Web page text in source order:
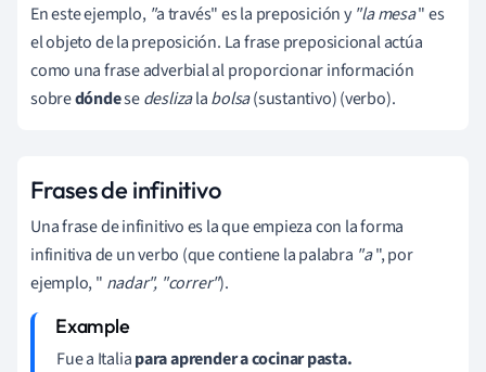
En este ejemplo,"a través" es la preposición y "la mesa" es
el objeto de la preposición. La frase preposicional actúa
como una frase adverbial al proporcionar información
sobredóndesedeslizalabolsa(sustantivo) (verbo).
Frases de infinitivo
Una frase de infinitivo es la que empieza con la forma
infinitiva de un verbo (que contiene la palabra "a", por
ejemplo, " nadar", "correr").
Fue a Italiapara aprender a cocinar pasta.